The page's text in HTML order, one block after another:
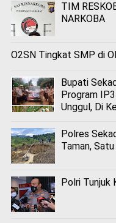
TIM
NARKOBA
O2SN Tingkat SMP di
Bupati
Program
Unggul, Di
Polres
Taman,
Polri Tunjuk